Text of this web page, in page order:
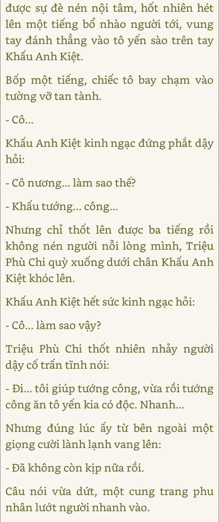
được sự đè nén nội tâm, hốt nhiên hét
lên một tiếng bổ nhào người tới, vung
tay đánh thẳng vào tô yến sào trên tay
Khấu Anh Kiệt.
Bốp một tiếng, chiếc tô bay chạm vào
tường vỡ tan tành.
- Cô...
Khấu Anh Kiệt kinh ngạc đứng phắt dậy
hỏi:
- Cô nương... làm sao thế?
- Khấu tướng... công...
Nhưng chỉ thốt lên được ba tiếng rồi
không nén người nỗi lòng mình, Triệu
Phù Chi quỳ xuống dưới chân Khấu Anh
Kiệt khóc lên.
Khấu Anh Kiệt hết sức kinh ngạc hỏi:
- Cô... làm sao vậy?
Triệu Phù Chi thốt nhiên nhảy người
dậy cố trấn tĩnh nói:
- Đi... tôi giúp tướng công, vừa rồi tướng
công ăn tô yến kia có độc. Nhanh...
Nhưng đúng lúc ấy từ bên ngoài một
giọng cười lành lạnh vang lên:
- Đã không còn kịp nữa rồi.
Câu nói vừa dứt, một cung trang phu
nhân lướt người nhanh vào.